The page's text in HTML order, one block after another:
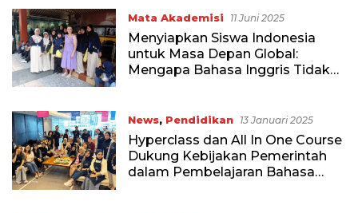
Mata Akademisi 11 Juni 2025
Menyiapkan Siswa Indonesia
untuk Masa Depan Global:
Mengapa Bahasa Inggris Tidak
News, Pendidikan 13 Januari 2025
Hyperclass dan All In One Course
Dukung Kebijakan Pemerintah
dalam Pembelajaran Bahasa